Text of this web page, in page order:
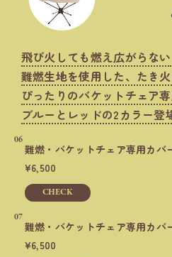
飛び火しても燃え広がらない
難燃生地を使用した、たき
ぴったりのバケットチェア専
ブルーとレッドの2カラー登
06
難燃・バケットチェア専用カバ
6,500
CHECK
07
難燃・バケットチェア専用カバ
6,500